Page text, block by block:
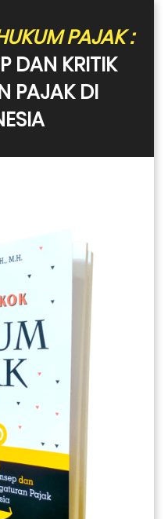
PAJAK :
DAN KRITIK
PAJAK DI